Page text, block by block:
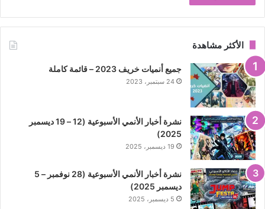
الأكثر مشاهدة
جميع أنميات خريف 2023 – قائمة كاملة
24 سبتمبر، 2023
نشرة أخبار الأنمي الأسبوعية (12 – 19 ديسمبر
2025)
19 ديسمبر، 2025
نشرة أخبار الأنمي الأسبوعية (28 نوفمبر – 5
ديسمبر 2025)
5 ديسمبر، 2025